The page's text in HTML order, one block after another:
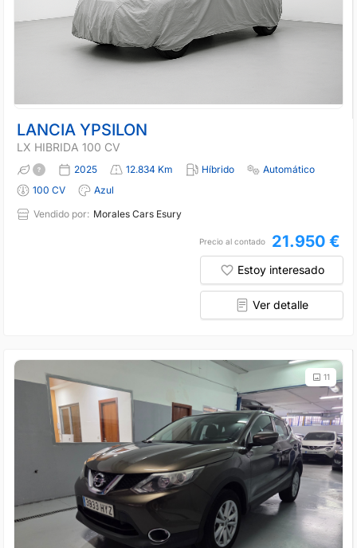
LANCIA YPSILON
LX HIBRIDA 100 CV
2025 12.834 Km Híbrido
Automático
100 CV
Azul
Vendido por: Morales Cars Esury
Precio al contado 21.950 €
Estoy interesado
Ver detalle
11